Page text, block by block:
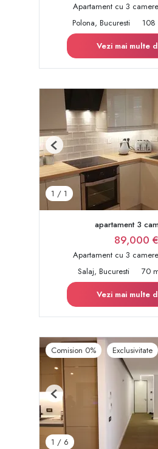
Apartament cu 3
Polona, Bucuresti
108
Vezi mai multe
1 / 1
Previous
apartament 3
89,000 €
Apartament cu 3
Salaj, Bucuresti
70
Vezi mai multe
Comision 0% Exclusivitate
1 / 6
Previous